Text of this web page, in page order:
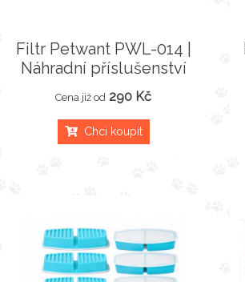
Filtr Petwant PWL-014 |
Náhradní příslušenství
Cena již od 290 Kč
Chci koupit